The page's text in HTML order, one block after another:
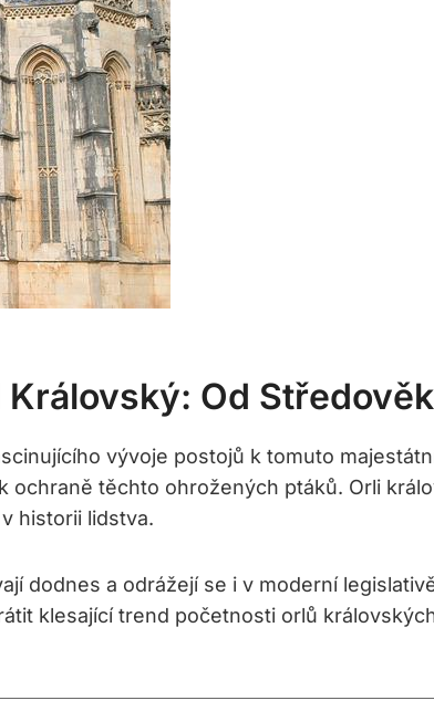
Od
vývoje postojů k tomuto
těchto ohrožených ptáků. Orli
historii lidstva.
dodnes a odrážejí se i v moderní
klesající trend početnosti orlů